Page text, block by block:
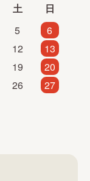
土
日
5
6
12
13
19
20
26
27